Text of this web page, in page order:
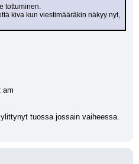
tottuminen.
kiva kun viestimääräkin näkyy nyt,
am
tuossa jossain vaiheessa.